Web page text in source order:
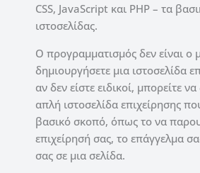
CSS, JavaScript και PHP – τα
ιστοσελίδας.
Ο προγραμματισμός δεν είναι ο
δημιουργήσετε μια ιστοσελίδα
αν δεν είστε ειδικοί, μπορείτε
απλή ιστοσελίδα επιχείρησης
βασικό σκοπό, όπως το να
επιχείρησή σας, το επάγγελμα
σας σε μια σελίδα.